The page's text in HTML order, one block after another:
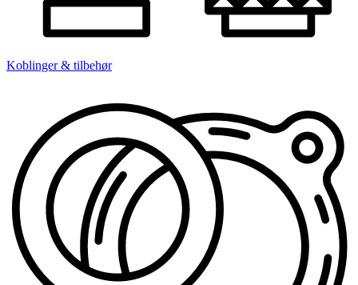
Koblinger & tilbehør